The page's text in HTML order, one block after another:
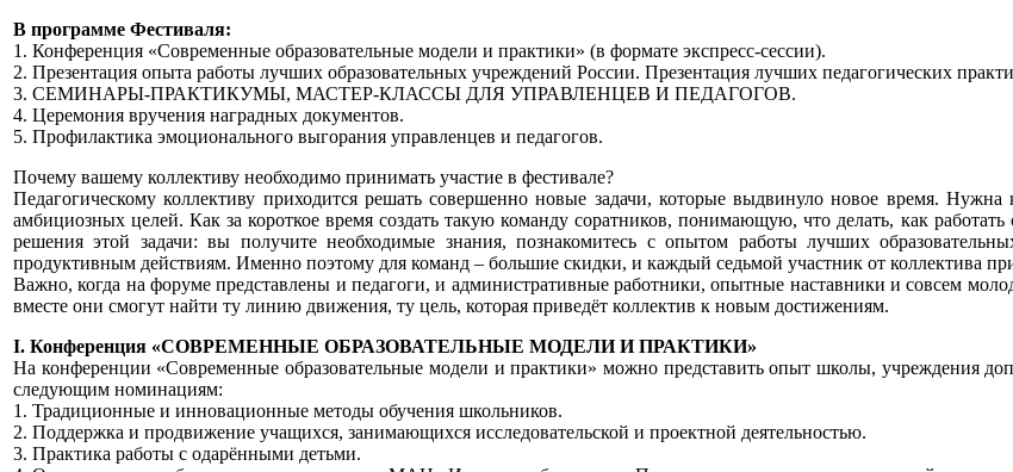
В программе Фестиваля:
1. Конференция «Современные образовательные модели и практики» (в формате экспресс-сессии).
2. Презентация опыта работы лучших образовательных учреждений России. Презентация лучших педагогических
3. СЕМИНАРЫ-ПРАКТИКУМЫ, МАСТЕР-КЛАССЫ ДЛЯ УПРАВЛЕНЦЕВ И ПЕДАГОГОВ.
4. Церемония вручения наградных документов.
5. Профилактика эмоционального выгорания управленцев и педагогов.
Почему вашему коллективу необходимо принимать участие в фестивале?
Педагогическому коллективу приходится решать совершенно новые задачи, которые выдвинуло новое время. Нужна
амбициозных целей. Как за короткое время создать такую команду соратников, понимающую, что делать, как
решения этой задачи: вы получите необходимые знания, познакомитесь с опытом работы лучших
продуктивным действиям. Именно поэтому для команд – большие скидки, и каждый седьмой участник от коллектива
Важно, когда на форуме представлены и педагоги, и административные работники, опытные наставники и совсем
вместе они смогут найти ту линию движения, ту цель, которая приведёт коллектив к новым достижениям.
I. Конференция «СОВРЕМЕННЫЕ ОБРАЗОВАТЕЛЬНЫЕ МОДЕЛИ И ПРАКТИКИ»
На конференции «Современные образовательные модели и практики» можно представить опыт школы, учреждения
следующим номинациям:
1. Традиционные и инновационные методы обучения школьников.
2. Поддержка и продвижение учащихся, занимающихся исследовательской и проектной деятельностью.
3. Практика работы с одарёнными детьми.